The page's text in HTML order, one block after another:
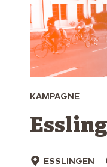
KAMPAGNE
ESSLINGEN